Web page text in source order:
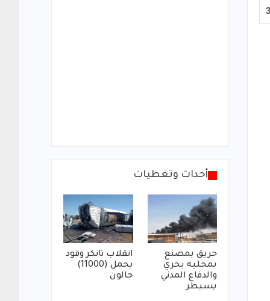
أحداث وتغطيات
حريق بمصنع
بمحلية بحري
والدفاع المدني
يسيطر
انقلاب تانكر وقود
يحمل (11000)
جالون